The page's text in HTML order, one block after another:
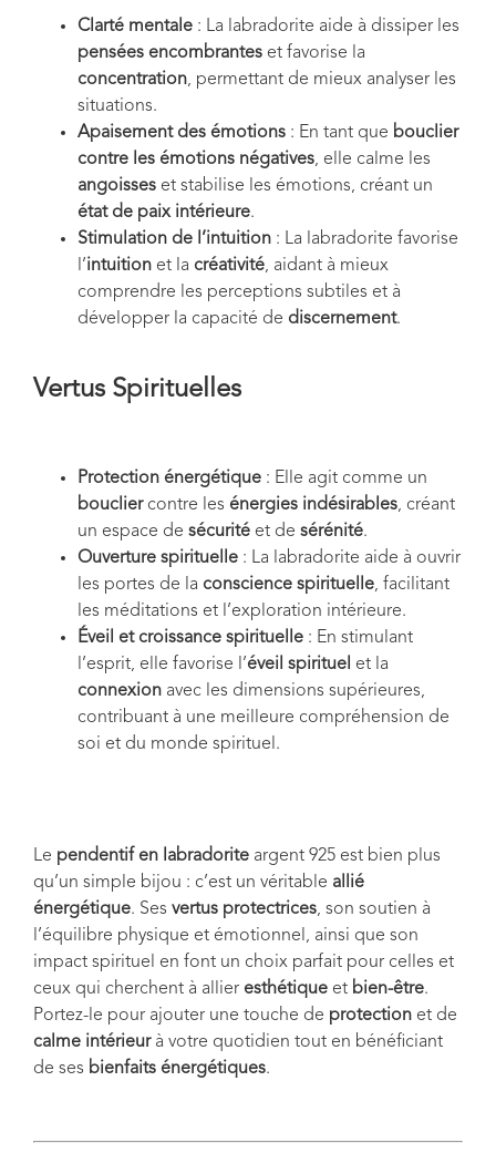
Clarté mentale : La labradorite aide à dissiper les
pensées encombrantes et favorise la
concentration, permettant de mieux analyser les
situations.
Apaisement des émotions : En tant que bouclier
contre les émotions négatives, elle calme les
angoisses et stabilise les émotions, créant un
état de paix intérieure.
Stimulation de l’intuition : La labradorite favorise
l’intuition et la créativité, aidant à mieux
comprendre les perceptions subtiles et à
développer la capacité de discernement.
Vertus Spirituelles
Protection énergétique : Elle agit comme un
boucliercontre les énergies indésirables, créant
un espace de sécurité et de sérénité.
Ouverture spirituelle : La labradorite aide à ouvrir
les portes de la conscience spirituelle, facilitant
les méditations et l’exploration intérieure.
Éveil et croissance spirituelle : En stimulant
l’esprit, elle favorise l’éveil spirituel et la
connexion avec les dimensions supérieures,
contribuant à une meilleure compréhension de
soi et du monde spirituel.
Le pendentif en labradorite argent 925 est bien plus
qu’un simple bijou : c’est un véritable allié
énergétique. Ses vertus protectrices, son soutien à
l’équilibre physique et émotionnel, ainsi que son
impact spirituel en font un choix parfait pour celles et
ceux qui cherchent à allier esthétique et bien-être.
Portez-le pour ajouter une touche de protection et de
calme intérieurà votre quotidien tout en bénéficiant
de ses bienfaits énergétiques.